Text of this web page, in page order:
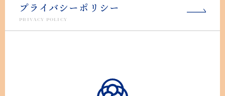
プライバシーポリシー
PRIVACY POLICY